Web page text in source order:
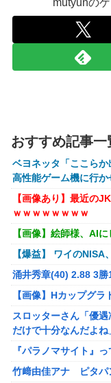
【悲報】風俗嬢
【警告】社会人
容にいいんだよ
【画像】コスプ
【衝撃】クルタ
オコエ瑠偉、メ
ヶ月間止まって消
町の弁当屋「申
代を値上げするわ
パパ活不倫を暴
面白すぎるｗｗ
【悲報】黒人、
【悲報】有名漫
した。肝臓に転移
【ROBOT魂】
気すぎる…
ブラッドボーン
【ナイトレイン
「俺って面白いや
おすすめ記事
ベヨネッタ「ここらか
高性能ゲーム機に行か
【画像あり】最近の
ｗｗｗｗｗｗｗｗ
【画像】絵師様、AI
【爆益】 ワイのNISA
涌井秀章(40) 2.88 3
【画像】Hカップグラ
スロッターさん「優
だけで十分なんだよね
『パラノマサイト』
竹﨑由佳アナ ピタパ